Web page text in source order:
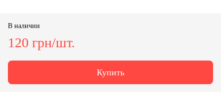
В наличии
120 грн/шт.
Купить